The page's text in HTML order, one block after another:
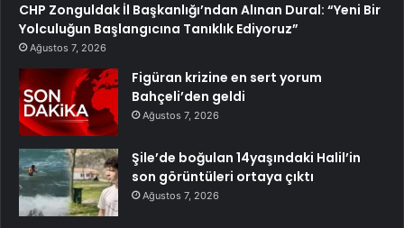
CHP Zonguldak İl Başkanlığı’ndan Alınan Dural: “Yeni Bir
Yolculuğun Başlangıcına Tanıklık Ediyoruz”
Ağustos 7, 2026
Figüran krizine en sert yorum
Bahçeli’den geldi
Ağustos 7, 2026
Şile’de boğulan 14yaşındaki Halil’in
son görüntüleri ortaya çıktı
Ağustos 7, 2026